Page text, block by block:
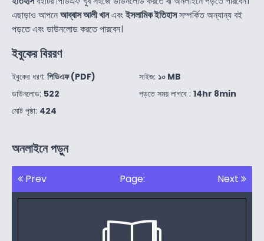
এছাড়াও আপনেআব্বাস আলী খানএবংইসলামিক ইতিহাসসম্পর্কিত অন্যান্য বই
পড়তে এবং ডাউনলোড করতে পারবেন।
ইবুকের বিররণ
ইবুকের ধরণ: পিডিএফ (PDF)
ডাউনলোড: 522
মোট পৃষ্ঠা: 424
সাইজ: ১০ MB
পড়তে সময় লাগবে : 14hr 8min
অনলাইনে পড়ুন
Prev Page: Next